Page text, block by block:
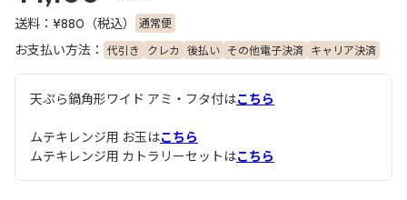
送料： ¥880 （税込） 通常便
お支払い方法： 代引き クレカ 後払い その他電子決済 キャリア決済
天ぷら鍋角形ワイド アミ・フタ付はこちら
ムテキレンジ用 お玉はこちら
ムテキレンジ用 カトラリーセットはこちら